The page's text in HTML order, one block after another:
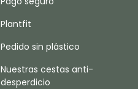
Plantfit
Pedido sin plástico
Nuestras cestas anti-
desperdicio